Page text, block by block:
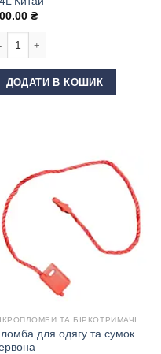
₴
ДОДАТИ В КОШИК
ТА БІРКОТРИМАЧІ
для одягу та сумок